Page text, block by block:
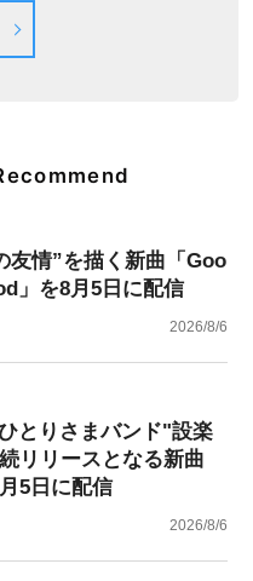
友情”を描く新曲「Goo
」を8月5日に配信
2026/8/6
とりさまバンド"設楽
リリースとなる新曲
5日に配信
2026/8/6